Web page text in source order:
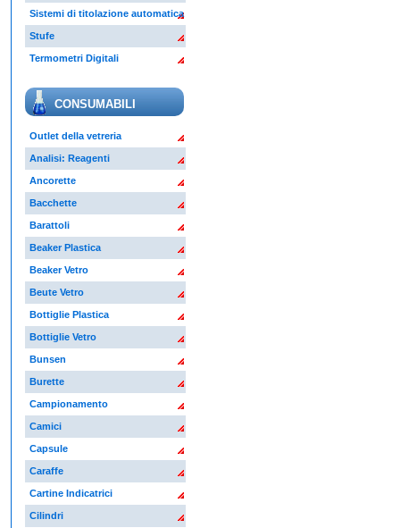
Sistemi di titolazione automatica
Stufe
Termometri Digitali
CONSUMABILI
Outlet della vetreria
Analisi: Reagenti
Ancorette
Bacchette
Barattoli
Beaker Plastica
Beaker Vetro
Beute Vetro
Bottiglie Plastica
Bottiglie Vetro
Bunsen
Burette
Campionamento
Camici
Capsule
Caraffe
Cartine Indicatrici
Cilindri